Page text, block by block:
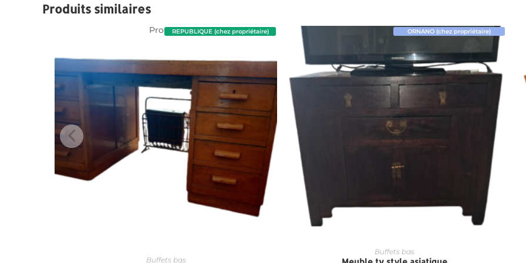
Produits similaires
REPUBLIQUE (chez propriétaire)
Promo !
Buffets bas
ORNANO (chez propriétaire)
Buffets bas